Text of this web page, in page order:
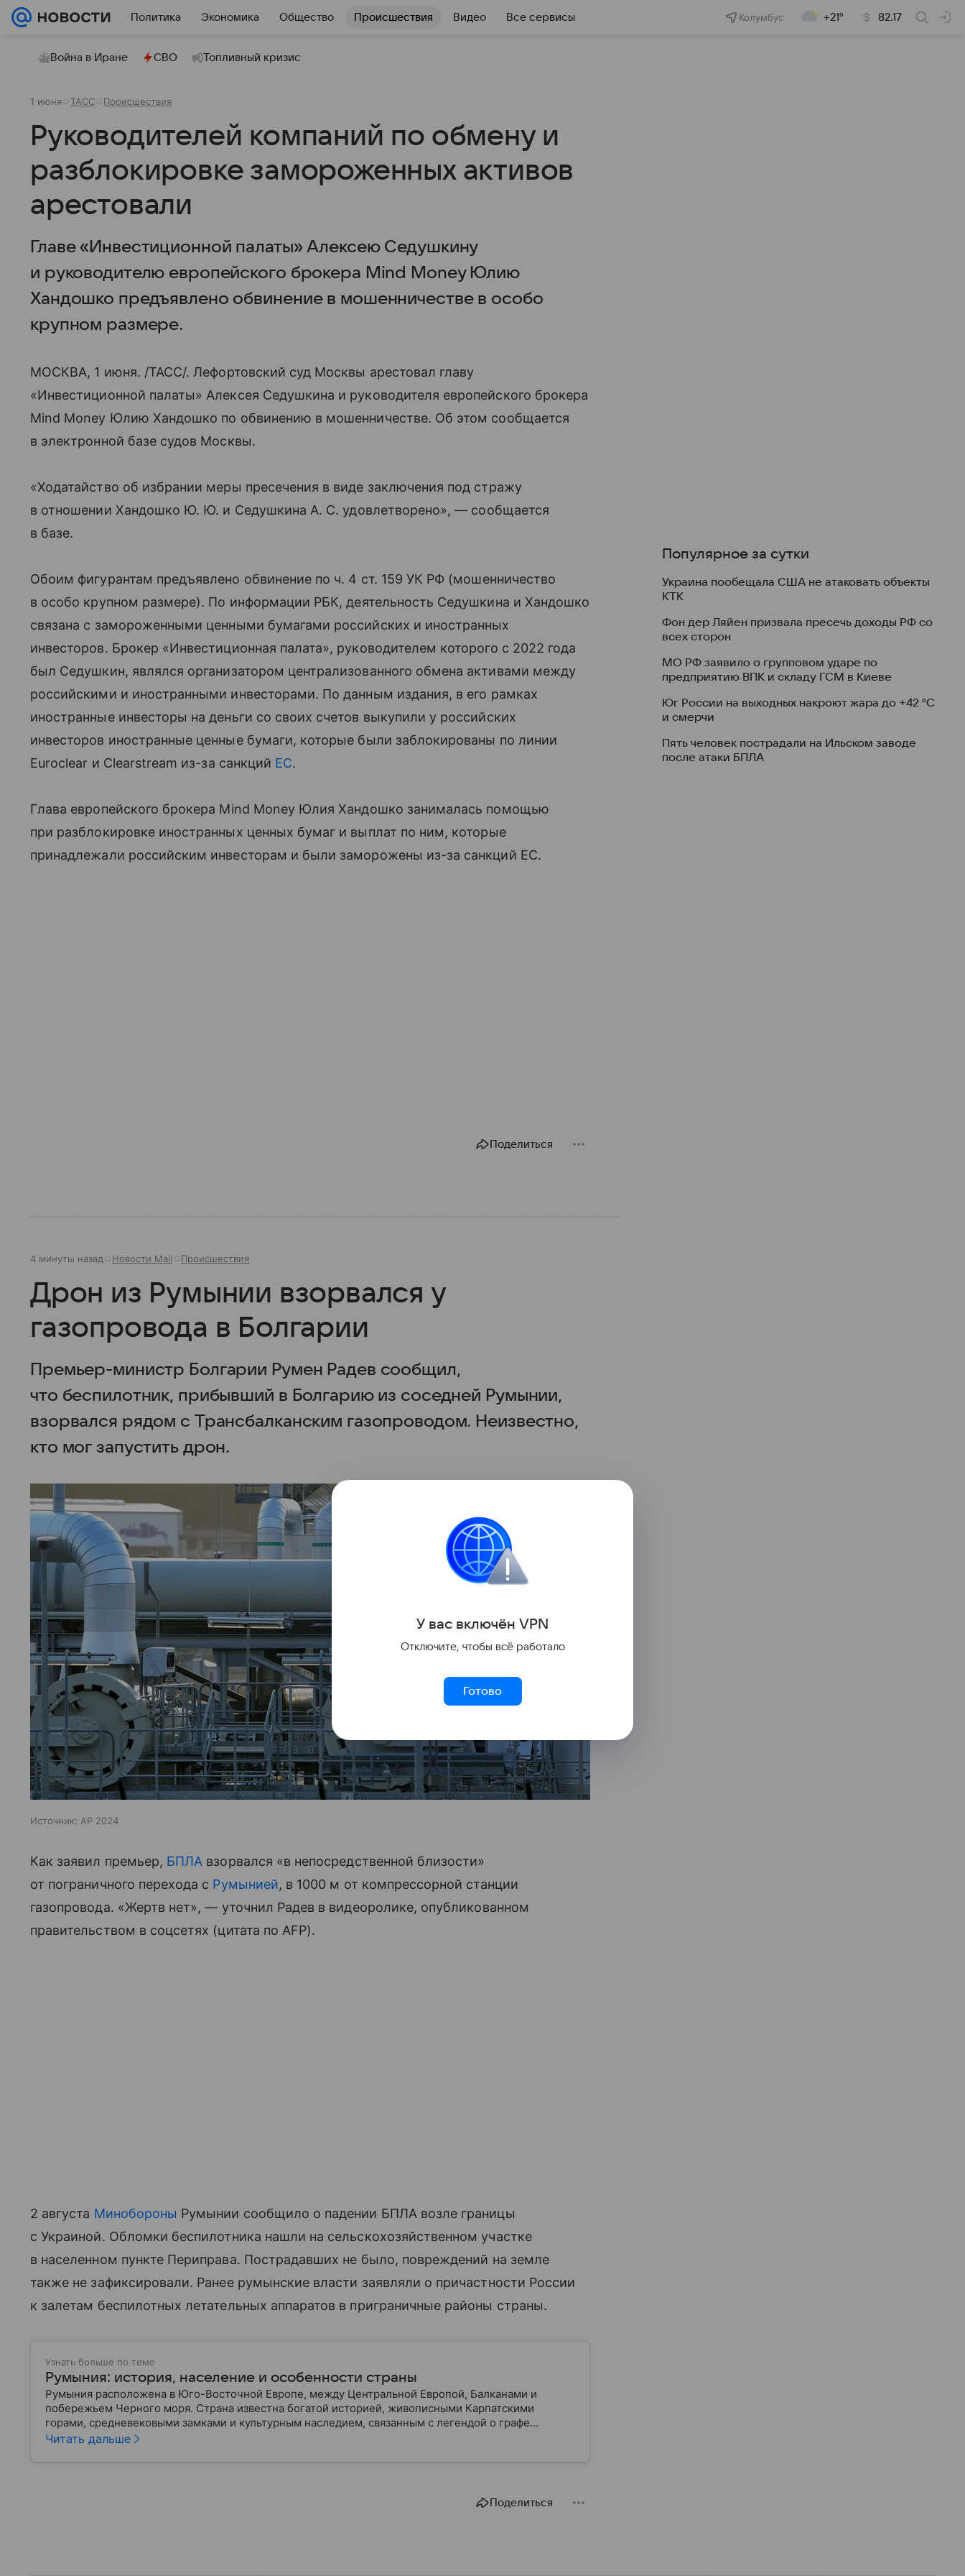
Политика Экономика Общество Происшествия Видео Все сервисы Колумбус +21° 82.17
Война в Иране СВО Топливный кризис
1 июня ТАСС Происшествия
Руководителей компаний по обмену и
разблокировке замороженных активов
арестовали
Главе «Инвестиционной палаты» Алексею Седушкину
и руководителю европейского брокера Mind Money Юлию
Хандошко предъявлено обвинение в мошенничестве в особо
крупном размере.
МОСКВА, 1 июня. /ТАСС/. Лефортовский суд Москвы арестовал главу
«Инвестиционной палаты» Алексея Седушкина и руководителя европейского брокера
Mind Money Юлию Хандошко по обвинению в мошенничестве. Об этом сообщается
в электронной базе судов Москвы.
«Ходатайство об избрании меры пресечения в виде заключения под стражу
в отношении Хандошко Ю. Ю. и Седушкина А. С. удовлетворено», — сообщается
в базе.
Обоим фигурантам предъявлено обвинение по ч. 4 ст. 159 УК РФ (мошенничество
в особо крупном размере). По информации РБК, деятельность Седушкина и Хандошко
связана с замороженными ценными бумагами российских и иностранных
инвесторов. Брокер «Инвестиционная палата», руководителем которого с 2022 года
был Седушкин, являлся организатором централизованного обмена активами между
российскими и иностранными инвесторами. По данным издания, в его рамках
иностранные инвесторы на деньги со своих счетов выкупили у российских
инвесторов иностранные ценные бумаги, которые были заблокированы по линии
Euroclear и Clearstream из-за санкций ЕС.
Глава европейского брокера Mind Money Юлия Хандошко занималась помощью
при разблокировке иностранных ценных бумаг и выплат по ним, которые
принадлежали российским инвесторам и были заморожены из-за санкций ЕС.
Поделиться
4 минуты назад Новости Mail Происшествия
Дрон из Румынии взорвался у
газопровода в Болгарии
Премьер-министр Болгарии Румен Радев сообщил,
что беспилотник, прибывший в Болгарию из соседней Румынии,
взорвался рядом с Трансбалканским газопроводом. Неизвестно,
кто мог запустить дрон.
Источник: AP 2024
Как заявил премьер, БПЛА взорвался «в непосредственной близости»
от пограничного перехода с Румынией, в 1000 м от компрессорной станции
газопровода. «Жертв нет», — уточнил Радев в видеоролике, опубликованном
правительством в соцсетях (цитата по AFP).
2 августа Минобороны Румынии сообщило о падении БПЛА возле границы
с Украиной. Обломки беспилотника нашли на сельскохозяйственном участке
в населенном пункте Периправа. Пострадавших не было, повреждений на земле
также не зафиксировали. Ранее румынские власти заявляли о причастности России
к залетам беспилотных летательных аппаратов в приграничные районы страны.
Узнать больше по теме
Румыния: история, население и особенности страны
Румыния расположена в Юго-Восточной Европе, между Центральной Европой, Балканами и
побережьем Черного моря. Страна известна богатой историей, живописными Карпатскими
горами, средневековыми замками и культурным наследием, связанным с легендой о графе
Дракуле. В материале рассказываем об этом государстве.
Читать дальше
Поделиться
Популярное за сутки
Украина пообещала США не атаковать объекты
КТК
Фон дер Ляйен призвала пресечь доходы РФ со
всех сторон
МО РФ заявило о групповом ударе по
предприятию ВПК и складу ГСМ в Киеве
Юг России на выходных накроют жара до +42 °C
и смерчи
Пять человек пострадали на Ильском заводе
после атаки БПЛА
У вас включён VPN
Отключите, чтобы всё работало
Готово